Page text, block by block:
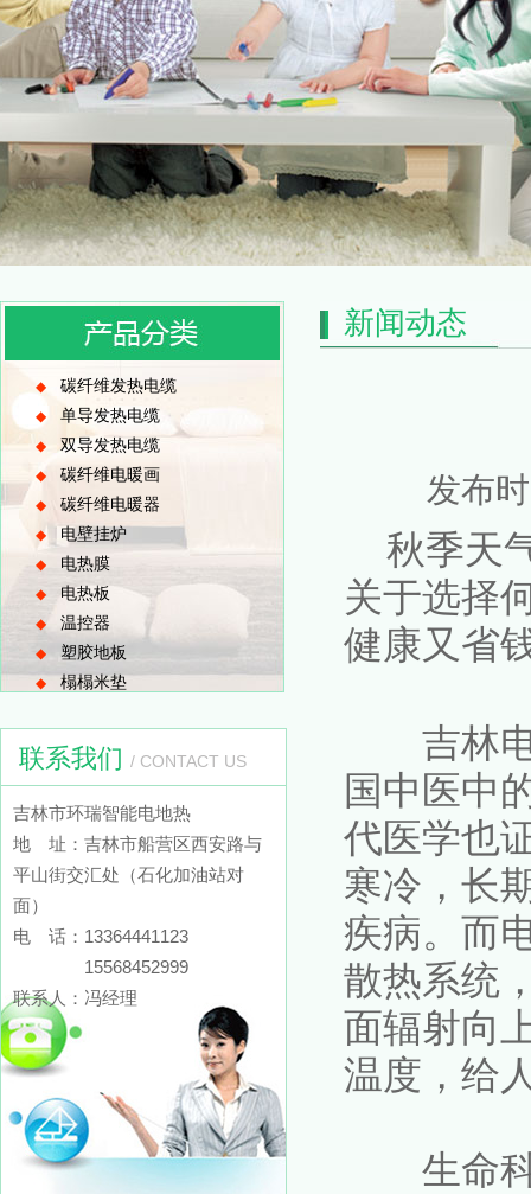
◆ 碳纤维发热电缆
◆ 单导发热电缆
◆ 双导发热电缆
◆ 碳纤维电暖画
◆ 碳纤维电暖器
◆ 电壁挂炉
◆ 电热膜
◆电热板
◆ 温控器
◆ 塑胶地板
◆ 榻榻米垫
联系我们 / CONTACT US
吉林市环瑞智能电地热
地 址：吉林市船营区西安路与
平山街交汇处（石化加油站对
面）
电 话：13364441123
15568452999
联系人：冯经理
新闻动态
发布
秋季天
关于选择
健康又省
吉林电
国中医中
代医学也
寒冷，长
疾病。而
散热系统
面辐射向
温度，给
生命科